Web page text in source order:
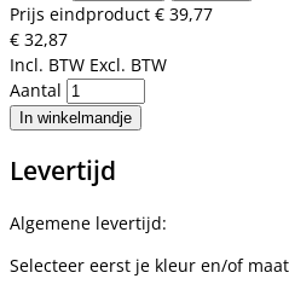
Prijs eindproduct € 39,77
€ 32,87
Incl. BTW Excl. BTW
Aantal
In winkelmandje
Levertijd
Algemene levertijd:
Selecteer eerst je kleur en/of maat